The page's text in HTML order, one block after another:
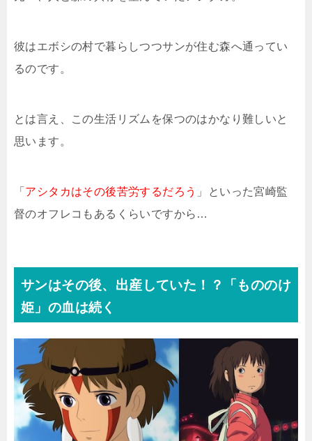
彼はエボシの村で暮らしつつサンが住む森へ通ってい
るのです。
とは言え、この生活リズムを保つのはかなり難しいと
思います。
「 アシタカはその後苦労するだろう 」といった宮崎監
督のオフレコもあるくらいですから…
サンはその後、出産していた！？「もののけ
姫」の血は続く